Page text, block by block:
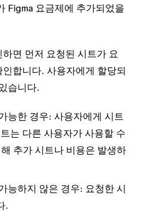
Figma 요금제에 추가되었을
면 먼저 요청된 시트가 요
합니다. 사용자에게 할당되
습니다.
능한 경우: 사용자에게 시트
는 다른 사용자가 사용할 수
추가 시트나 비용은 발생하
능하지 않은 경우: 요청한 시
.